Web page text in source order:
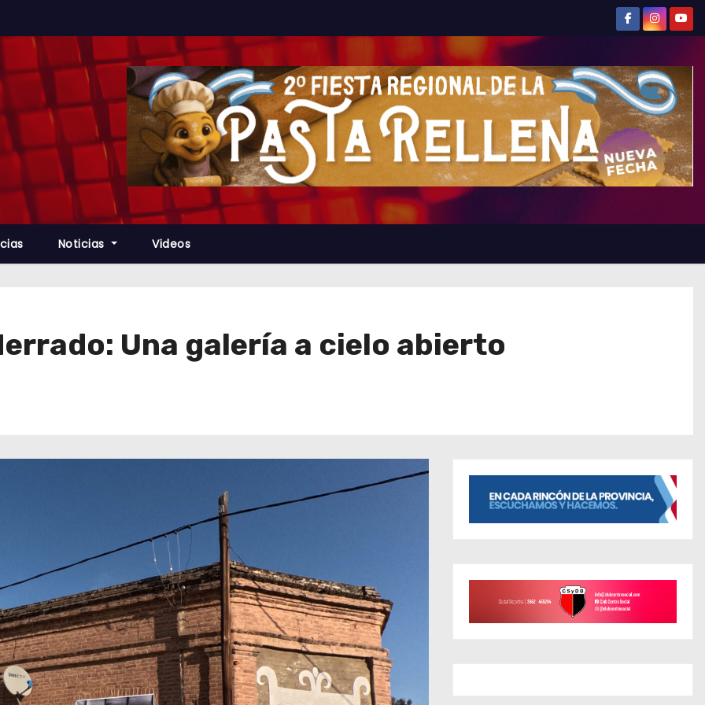
Noticias Videos
Una galería a cielo abierto